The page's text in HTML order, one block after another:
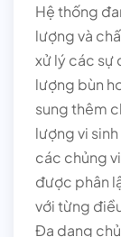
Hệ thống
lượng và
xử lý các sự
lượng bùn
sung thêm
lượng vi
các chủng
được phân
với từng
Đa dạng